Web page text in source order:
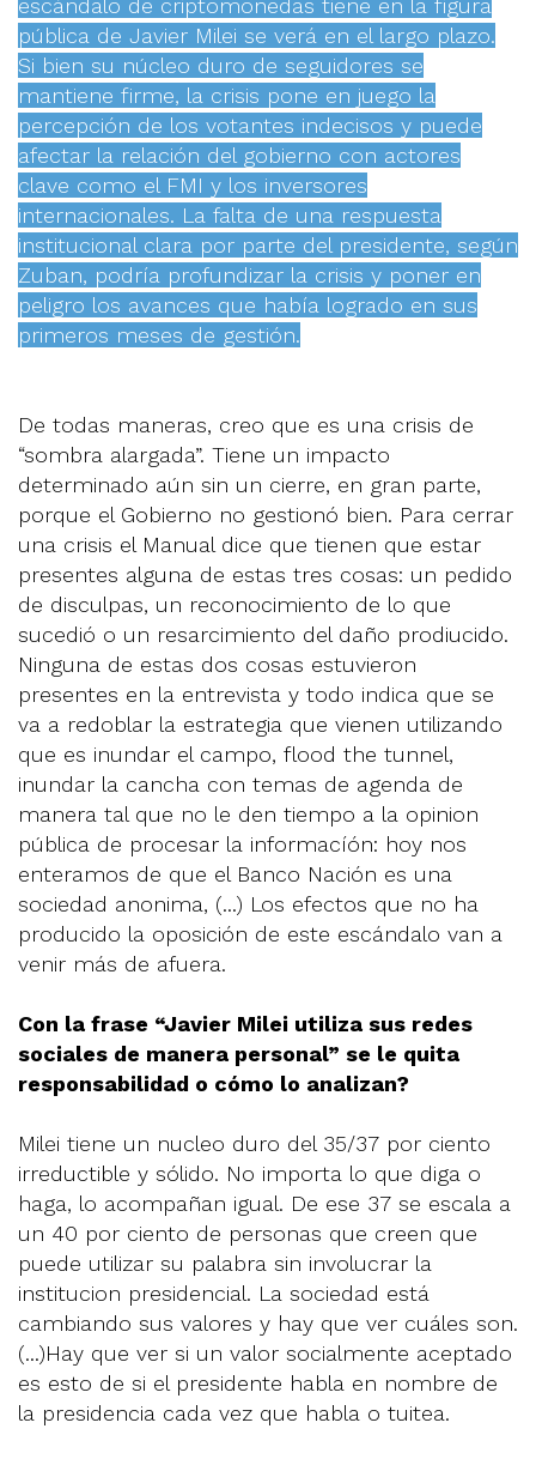
escándalo de criptomonedas tiene en la figura
pública de Javier Milei se verá en el largo plazo.
Si bien su núcleo duro de seguidores se
mantiene firme, la crisis pone en juego la
percepción de los votantes indecisos y puede
afectar la relación del gobierno con actores
clave como el FMI y los inversores
internacionales. La falta de una respuesta
institucional clara por parte del presidente, según
Zuban, podría profundizar la crisis y poner en
peligro los avances que había logrado en sus
primeros meses de gestión.
De todas maneras, creo que es una crisis de
“sombra alargada”. Tiene un impacto
determinado aún sin un cierre, en gran parte,
porque el Gobierno no gestionó bien. Para cerrar
una crisis el Manual dice que tienen que estar
presentes alguna de estas tres cosas: un pedido
de disculpas, un reconocimiento de lo que
sucedió o un resarcimiento del daño prodiucido.
Ninguna de estas dos cosas estuvieron
presentes en la entrevista y todo indica que se
va a redoblar la estrategia que vienen utilizando
que es inundar el campo, flood the tunnel,
inundar la cancha con temas de agenda de
manera tal que no le den tiempo a la opinion
pública de procesar la informacíón: hoy nos
enteramos de que el Banco Nación es una
sociedad anonima, (...) Los efectos que no ha
producido la oposición de este escándalo van a
venir más de afuera.
Con la frase “Javier Milei utiliza sus redes
sociales de manera personal” se le quita
responsabilidad o cómo lo analizan?
Milei tiene un nucleo duro del 35/37 por ciento
irreductible y sólido. No importa lo que diga o
haga, lo acompañan igual. De ese 37 se escala a
un 40 por ciento de personas que creen que
puede utilizar su palabra sin involucrar la
institucion presidencial. La sociedad está
cambiando sus valores y hay que ver cuáles son.
(...)Hay que ver si un valor socialmente aceptado
es esto de si el presidente habla en nombre de
la presidencia cada vez que habla o tuitea.